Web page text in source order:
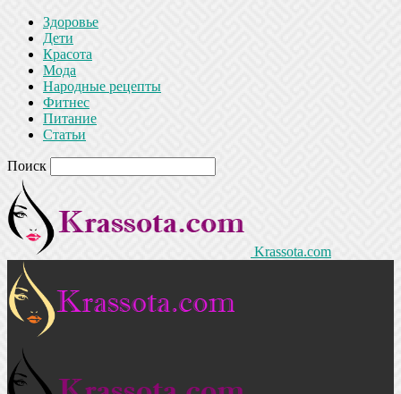
Здоровье
Дети
Красота
Мода
Народные рецепты
Фитнес
Питание
Статьи
Поиск
Krassota.com